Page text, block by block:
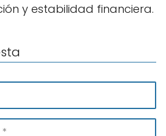
y estabilidad financiera.